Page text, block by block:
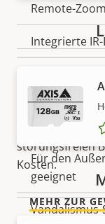
Remote-Zoom
Integrierte
Für den
geeignet
Für
Unsere 3-
störungsfreien
Kosten.
MEHR ZUR